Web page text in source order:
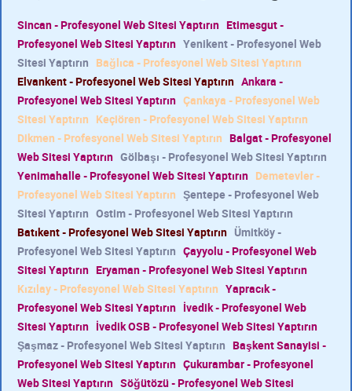
Sincan - Profesyonel Web Sitesi Yaptırın Etimesgut -
Profesyonel Web Sitesi Yaptırın Yenikent - Profesyonel Web
Sitesi Yaptırın Bağlıca - Profesyonel Web Sitesi Yaptırın
Elvankent - Profesyonel Web Sitesi Yaptırın Ankara -
Profesyonel Web Sitesi Yaptırın Çankaya - Profesyonel Web
Sitesi Yaptırın Keçiören - Profesyonel Web Sitesi Yaptırın
Dikmen - Profesyonel Web Sitesi Yaptırın Balgat - Profesyonel
Web Sitesi Yaptırın Gölbaşı - Profesyonel Web Sitesi Yaptırın
Yenimahalle - Profesyonel Web Sitesi Yaptırın Demetevler -
Profesyonel Web Sitesi Yaptırın Şentepe - Profesyonel Web
Sitesi Yaptırın Ostim - Profesyonel Web Sitesi Yaptırın
Batıkent - Profesyonel Web Sitesi Yaptırın Ümitköy -
Profesyonel Web Sitesi Yaptırın Çayyolu - Profesyonel Web
Sitesi Yaptırın Eryaman - Profesyonel Web Sitesi Yaptırın
Kızılay - Profesyonel Web Sitesi Yaptırın Yapracık -
Profesyonel Web Sitesi Yaptırın İvedik - Profesyonel Web
Sitesi Yaptırın İvedik OSB - Profesyonel Web Sitesi Yaptırın
Şaşmaz - Profesyonel Web Sitesi Yaptırın Başkent Sanayisi -
Profesyonel Web Sitesi Yaptırın Çukurambar - Profesyonel
Web Sitesi Yaptırın Söğütözü - Profesyonel Web Sitesi